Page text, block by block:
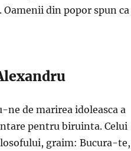
din popor spun ca
de marirea idoleasca a
pentru biruinta. Celui
graim: Bucura-te,